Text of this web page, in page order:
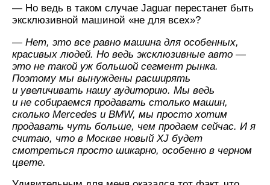
— Но ведь в таком случае Jaguar перестанет быть
эксклюзивной машиной «не для всех»?
— Нет, это все равно машина для особенных,
красивых людей. Но ведь эксклюзивные авто —
это не такой уж большой сегмент рынка.
Поэтому мы вынуждены расширять
и увеличивать нашу аудиторию. Мы ведь
и не собираемся продавать столько машин,
сколько Mercedes и BMW, мы просто хотим
продавать чуть больше, чем продаем сейчас. И я
считаю, что в Москве новый XJ будет
смотреться просто шикарно, особенно в черном
цвете.